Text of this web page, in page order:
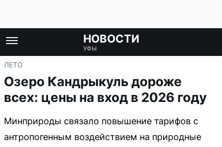
НОВОСТИ
УФЫ
ЛЕТО
Озеро Кандрыкуль дороже
всех: цены на вход в 2026 году
Минприроды связало повышение тарифов с
антропогенным воздействием на природные